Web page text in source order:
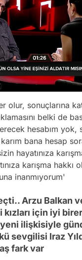
olur, sonuçlarına
belki de
hesabım yok,
bana hesap
hayatınıza
karışma hakkı
inanmıyorum'
Arzu Balkan
kızları için iyi
ilişkisiyle
sevgilisi Iraz
fark var